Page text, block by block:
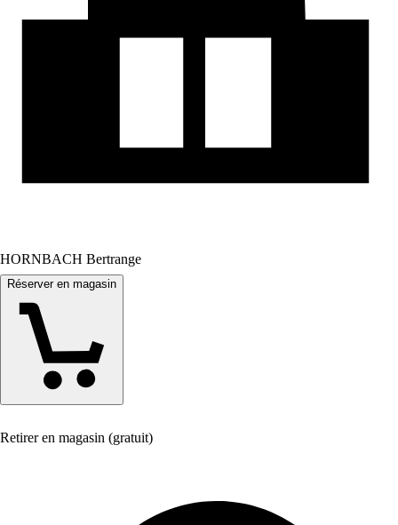
HORNBACH Bertrange
Réserver en magasin
Retirer en magasin (gratuit)